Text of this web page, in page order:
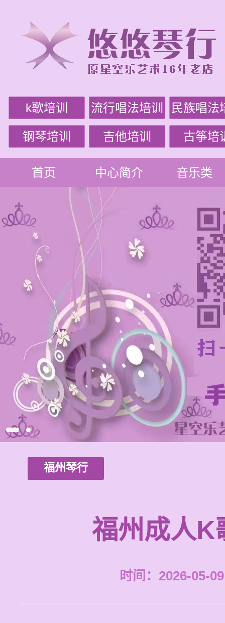
k歌培训 流行唱法培训 民族唱法
钢琴培训 吉他培训 古筝培
首页 中心简介 音乐类
福州琴行
福州成人K
时间：2026-05-